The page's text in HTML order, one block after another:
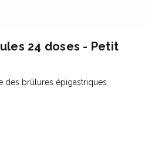
24 doses - Petit
des brûlures épigastriques